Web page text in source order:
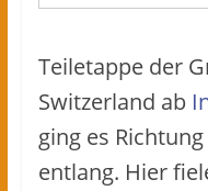
Teiletappe der
Switzerland ab
ging es
entlang. Hier